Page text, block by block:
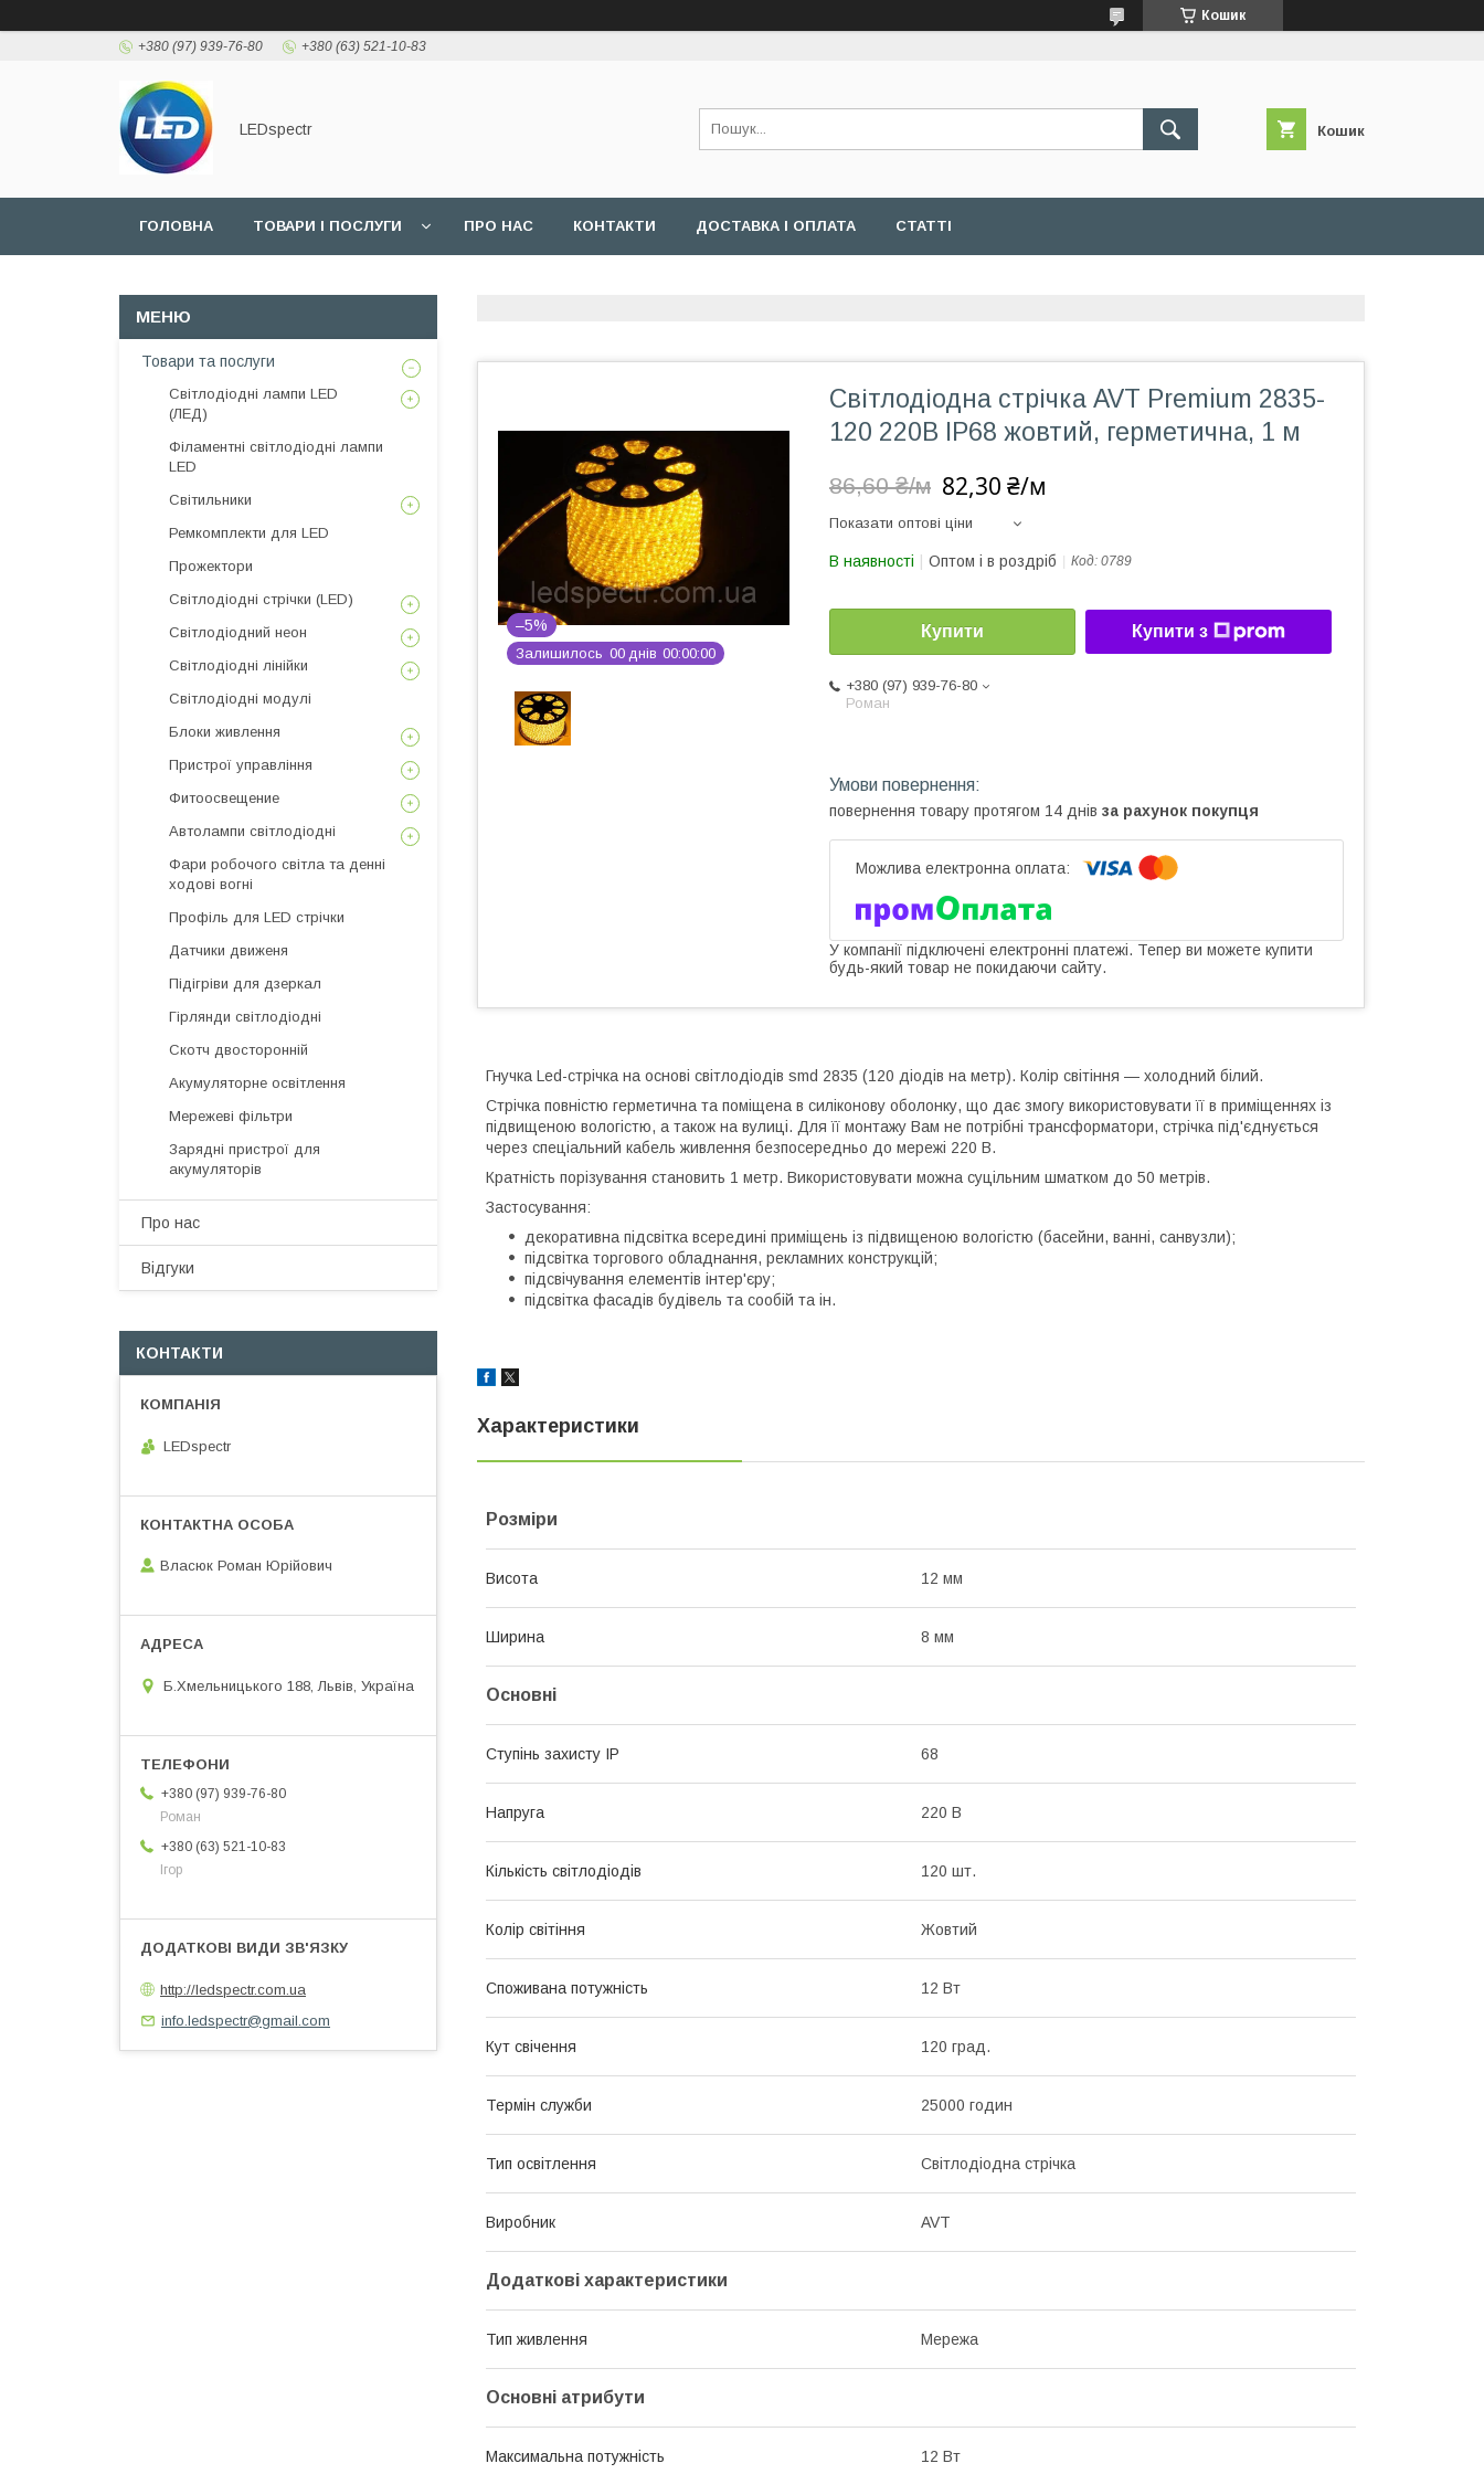
Кошик
+380 (97) 939-76-80 +380 (63) 521-10-83
LEDspectr Кошик
ГОЛОВНА ТОВАРИ І ПОСЛУГИ ПРО НАС КОНТАКТИ ДОСТАВКА І ОПЛАТА СТАТТІ
–5%
Залишилось 00 днів 00 00 00
Світлодіодна стрічка AVT Premium 2835-
120 220В IP68 жовтий, герметична, 1 м
86,60 ₴/м 82,30 ₴/м
Показати оптові ціни
В наявності Оптом і в роздріб Код: 0789
Купити Купити з
+380 (97) 939-76-80
Роман
повернення товару протягом 14 днів за рахунок покупця
У компанії підключені електронні платежі. Тепер ви можете купити
будь-який товар не покидаючи сайту.
Гнучка Led-стрічка на основі світлодіодів smd 2835 (120 діодів на метр). Колір світіння — холодний білий.
Стрічка повністю герметична та поміщена в силіконову оболонку, що дає змогу використовувати її в приміщеннях із
підвищеною вологістю, а також на вулиці. Для її монтажу Вам не потрібні трансформатори, стрічка під'єднується
через спеціальний кабель живлення безпосередньо до мережі 220 В.
Кратність порізування становить 1 метр. Використовувати можна суцільним шматком до 50 метрів.
Застосування:
декоративна підсвітка всередині приміщень із підвищеною вологістю (басейни, ванні, санвузли);
підсвітка торгового обладнання, рекламних конструкцій;
підсвічування елементів інтер'єру;
підсвітка фасадів будівель та сообій та ін.
Характеристики
Розміри
Висота 12 мм
Ширина 8 мм
Основні
Ступінь захисту IP 68
Напруга 220 В
Кількість світлодіодів 120 шт.
Колір світіння Жовтий
Споживана потужність 12 Вт
Кут свічення 120 град.
Термін служби 25000 годин
Тип освітлення Світлодіодна стрічка
Виробник AVT
Додаткові характеристики
Тип живлення Мережа
Основні атрибути
Максимальна потужність 12 Вт
Товари та послуги
Світлодіодні лампи LED
(ЛЕД)
Філаментні світлодіодні лампи
LED
Світильники
Ремкомплекти для LED
Прожектори
Світлодіодні стрічки (LED)
Світлодіодний неон
Світлодіодні лінійки
Світлодіодні модулі
Блоки живлення
Пристрої управління
Фитоосвещение
Автолампи світлодіодні
Фари робочого світла та денні
ходові вогні
Профіль для LED стрічки
Датчики движеня
Підігріви для дзеркал
Гірлянди світлодіодні
Скотч двосторонній
Акумуляторне освітлення
Мережеві фільтри
Зарядні пристрої для
акумуляторів
Про нас
Відгуки
КОНТАКТИ
LEDspectr
Власюк Роман Юрійович
Б.Хмельницького 188, Львів, Україна
+380 (97) 939-76-80
Роман
+380 (63) 521-10-83
Ігор
http://ledspectr.com.ua
info.ledspectr@gmail.com